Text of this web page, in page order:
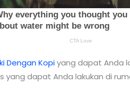
Dengan Kopiyang dapat Anda
dapat Anda lakukan di